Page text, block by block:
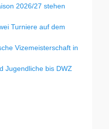
2026/27 stehen
Turniere auf dem
Vizemeisterschaft in
Jugendliche bis DWZ